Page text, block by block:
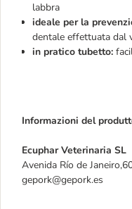
labbra
ideale per la
dentale effettuata dal
in pratico tubetto:
Informazioni del
Ecuphar Veterinaria SL
Avenida Río de
gepork@gepork.es